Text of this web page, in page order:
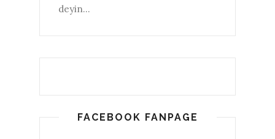
deyin...
FACEBOOK FANPAGE